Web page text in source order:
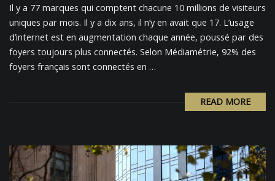
Il y a 77 marques qui comptent chacune 10 millions de visiteurs
uniques par mois. Il y a dix ans, il n’y en avait que 17. L’usage
d’internet est en augmentation chaque année, poussé par des
foyers toujours plus connectés. Selon Médiamétrie, 92% des
foyers français sont connectés en …
READ MORE